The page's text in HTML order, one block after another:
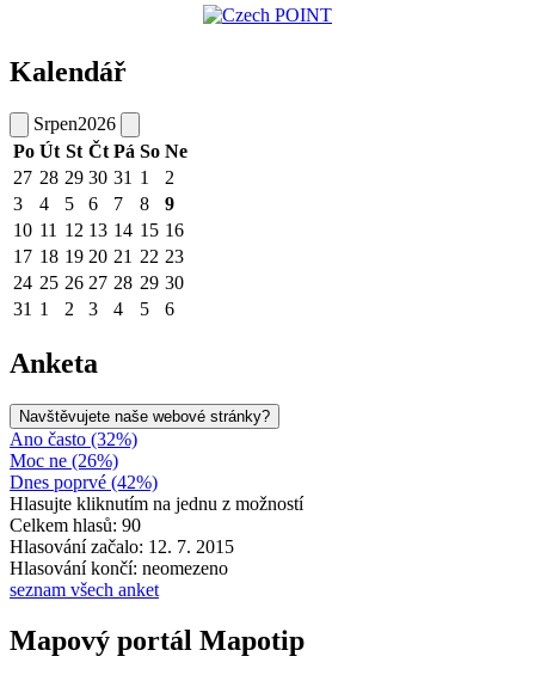
Kalendář
Srpen2026
Po Út St Čt Pá So Ne
27 28 29 30 31 1
2
3
4 5 6 7 8
9
10 11 12 13 14 15 16
17 18 19 20 21 22 23
24 25 26 27 28 29 30
31 1 2 3 4 5 6
Anketa
Navštěvujete naše webové stránky?
Ano často (32%)
Moc ne (26%)
Dnes poprvé (42%)
Hlasujte kliknutím na jednu z možností
Celkem hlasů: 90
Hlasování začalo: 12. 7. 2015
Hlasování končí: neomezeno
seznam všech anket
Mapový portál Mapotip